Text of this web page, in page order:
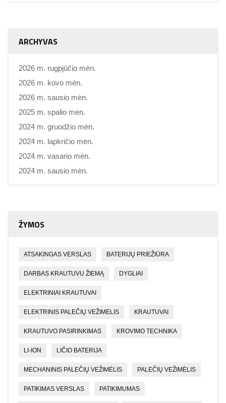
ARCHYVAS
2026 m. rugpjūčio mėn.
2026 m. kovo mėn.
2026 m. sausio mėn.
2025 m. spalio mėn.
2024 m. gruodžio mėn.
2024 m. lapkričio mėn.
2024 m. vasario mėn.
2024 m. sausio mėn.
ŽYMOS
ATSAKINGAS VERSLAS BATERIJŲ PRIEŽIŪRA
DARBAS KRAUTUVU ŽIEMĄ DYGLIAI
ELEKTRINIAI KRAUTUVAI
ELEKTRINIS PALEČIŲ VEŽIMĖLIS KRAUTUVAI
KRAUTUVO PASIRINKIMAS KROVIMO TECHNIKA
LI-ION LIČIO BATERIJA
MECHANINIS PALEČIŲ VEŽIMĖLIS PALEČIŲ VEŽIMĖLIS
PATIKIMAS VERSLAS PATIKIMUMAS